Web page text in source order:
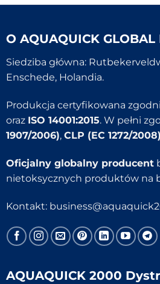
O AQUAQUICK GLOBAL
Siedziba główna:
Enschede, Holandia.
Produkcja certyfikowana
oraz ISO 14001:2015. W pełni
1907/2006), CLP (EC 1272/2008)
Oficjalny globalny producent
nietoksycznych produktów na
Kontakt:
AQUAQUICK 2000